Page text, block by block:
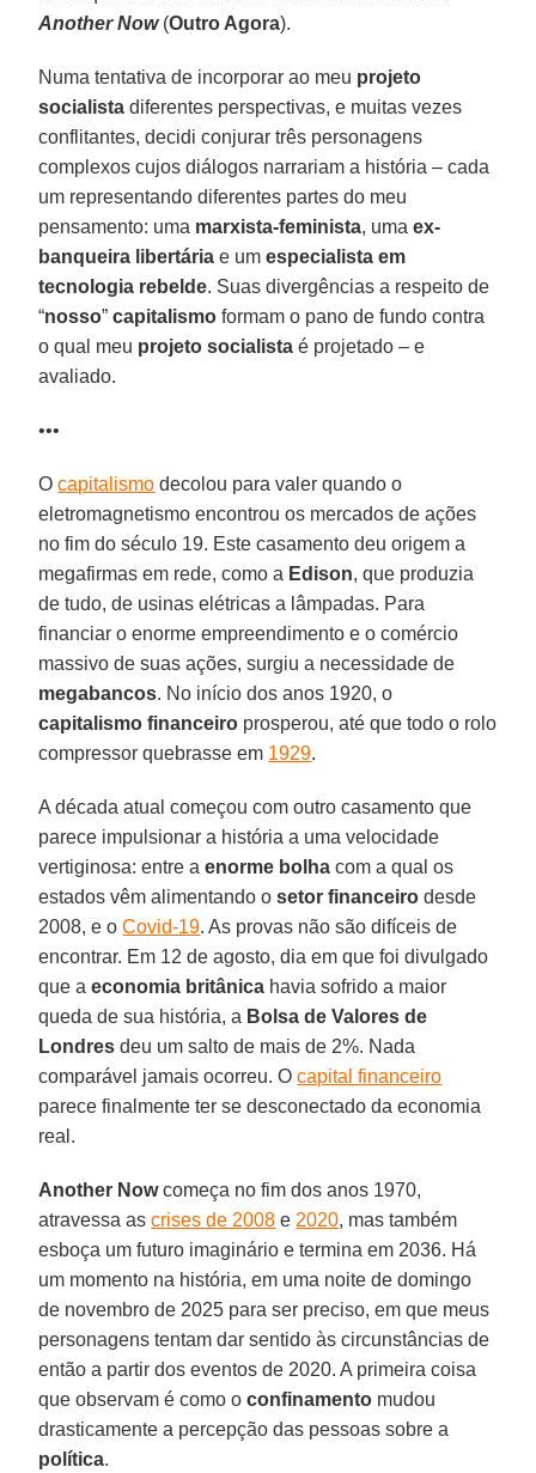
Another Now(Outro Agora).
Numa tentativa de incorporar ao meu projeto
socialista diferentes perspectivas, e muitas vezes
conflitantes, decidi conjurar três personagens
complexos cujos diálogos narrariam a história – cada
um representando diferentes partes do meu
pensamento: uma marxista-feminista, umaex-
banqueira libertária e umespecialista em
tecnologia rebelde. Suas divergências a respeito de
“nosso”capitalismo formam o pano de fundo contra
o qual meu projeto socialista é projetado – e
avaliado.
•••
Ocapitalismo decolou para valer quando o
eletromagnetismo encontrou os mercados de ações
no fim do século 19. Este casamento deu origem a
megafirmas em rede, como a Edison, que produzia
de tudo, de usinas elétricas a lâmpadas. Para
financiar o enorme empreendimento e o comércio
massivo de suas ações, surgiu a necessidade de
megabancos. No início dos anos 1920, o
capitalismo financeiro prosperou, até que todo o rolo
compressor quebrasse em 1929.
A década atual começou com outro casamento que
parece impulsionar a história a uma velocidade
vertiginosa: entre aenorme bolha com a qual os
estados vêm alimentando osetor financeiro desde
2008, e oCovid-19. As provas não são difíceis de
encontrar. Em 12 de agosto, dia em que foi divulgado
que aeconomia britânica havia sofrido a maior
queda de sua história, a Bolsa de Valores de
Londres deu um salto de mais de 2%. Nada
comparável jamais ocorreu. Ocapital financeiro
parece finalmente ter se desconectado da economia
real.
Another Nowcomeça no fim dos anos 1970,
atravessa ascrises de 2008 e 2020, mas também
esboça um futuro imaginário e termina em 2036. Há
um momento na história, em uma noite de domingo
de novembro de 2025 para ser preciso, em que meus
personagens tentam dar sentido às circunstâncias de
então a partir dos eventos de 2020. A primeira coisa
que observam é como oconfinamento mudou
drasticamente a percepção das pessoas sobre a
política.